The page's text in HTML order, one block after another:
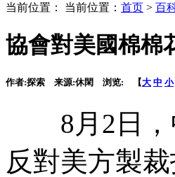
当前位置： 当前位置： 首页 > 百
協會對美國棉棉
作者:探索 来源:休閑 浏览: 【大 中 小
8月2日，
反對美方製